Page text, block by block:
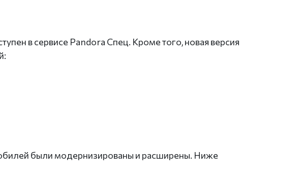
в сервисе Pandora Спец. Кроме того, новая версия
были модернизированы и расширены. Ниже